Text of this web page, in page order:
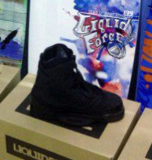
опробовать
бесплатно прямо в
течение более чем 2-х
где установлена
от командыRamada X